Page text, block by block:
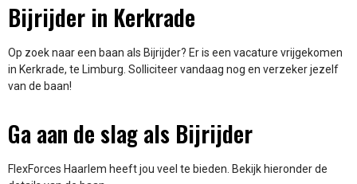
Bijrijder in Kerkrade
Op zoek naar een baan als Bijrijder? Er is een vacature vrijgekomen
in Kerkrade, te Limburg. Solliciteer vandaag nog en verzeker jezelf
van de baan!
Ga aan de slag als Bijrijder
FlexForces Haarlem heeft jou veel te bieden. Bekijk hieronder de